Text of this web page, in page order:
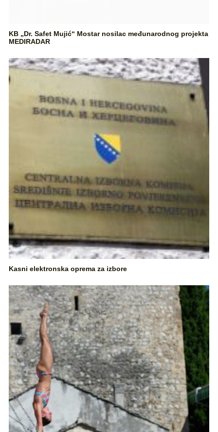
KB „Dr. Safet Mujić“ Mostar nosilac međunarodnog projekta
MEDIRADAR
Kasni elektronska oprema za izbore